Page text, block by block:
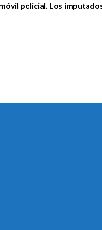
policial. Los